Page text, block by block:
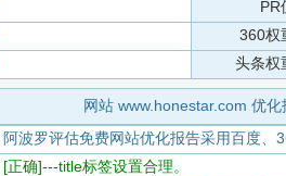
PR
360权
头条权
网站 www.honestar.com 优化
阿波罗评估免费网站优化报告采用百度、
[正确]---title标签设置合理。